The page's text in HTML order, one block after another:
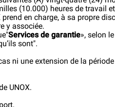
(10.000) heures de travail
en charge, à sa propre
y associée.
Services de garantie», selon
sont".
ni une extension de la
UNOX.